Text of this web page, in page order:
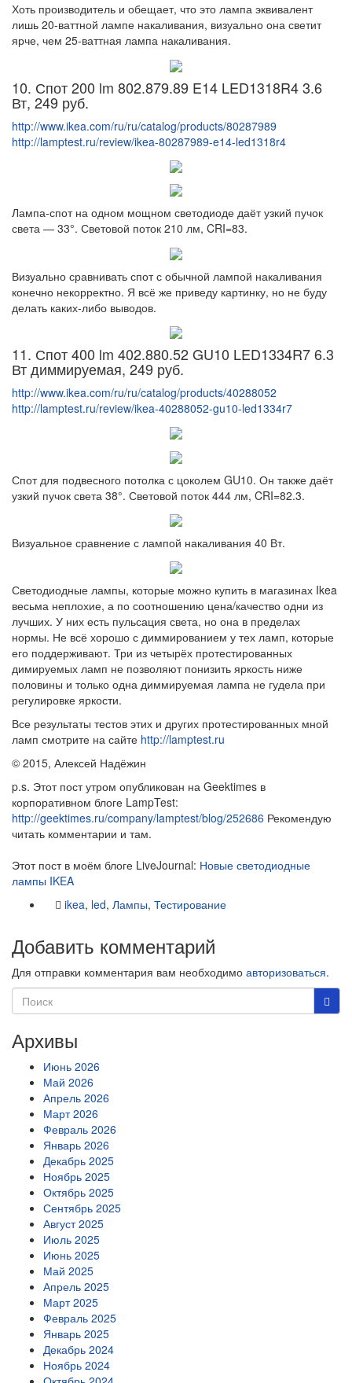
Хоть производитель и обещает, что это лампа эквивалент
лишь 20-ваттной лампе накаливания, визуально она светит
ярче, чем 25-ваттная лампа накаливания.
10. Спот 200 lm 802.879.89 E14 LED1318R4 3.6
Вт, 249 руб.
http://www.ikea.com/ru/ru/catalog/products/80287989
http://lamptest.ru/review/ikea-80287989-e14-led1318r4
Лампа-спот на одном мощном светодиоде даёт узкий пучок
света — 33°. Световой поток 210 лм, CRI=83.
Визуально сравнивать спот с обычной лампой накаливания
конечно некорректно. Я всё же приведу картинку, но не буду
делать каких-либо выводов.
11. Спот 400 lm 402.880.52 GU10 LED1334R7 6.3
Вт диммируемая, 249 руб.
http://www.ikea.com/ru/ru/catalog/products/40288052
http://lamptest.ru/review/ikea-40288052-gu10-led1334r7
Спот для подвесного потолка с цоколем GU10. Он также даёт
узкий пучок света 38°. Световой поток 444 лм, CRI=82.3.
Визуальное сравнение с лампой накаливания 40 Вт.
Светодиодные лампы, которые можно купить в магазинах Ikea
весьма неплохие, а по соотношению цена/качество одни из
лучших. У них есть пульсация света, но она в пределах
нормы. Не всё хорошо с диммированием у тех ламп, которые
его поддерживают. Три из четырёх протестированных
димируемых ламп не позволяют понизить яркость ниже
половины и только одна диммируемая лампа не гудела при
регулировке яркости.
Все результаты тестов этих и других протестированных мной
ламп смотрите на сайте http://lamptest.ru
© 2015, Алексей Надёжин
p.s. Этот пост утром опубликован на Geektimes в
корпоративном блоге LampTest:
http://geektimes.ru/company/lamptest/blog/252686 Рекомендую
читать комментарии и там.
Этот пост в моём блоге LiveJournal: Новые светодиодные
лампы IKEA
ikea, led, Лампы, Тестирование
Добавить комментарий
Для отправки комментария вам необходимо авторизоваться.
Архивы
Июнь 2026
Май 2026
Апрель 2026
Март 2026
Февраль 2026
Январь 2026
Декабрь 2025
Ноябрь 2025
Октябрь 2025
Сентябрь 2025
Август 2025
Июль 2025
Июнь 2025
Май 2025
Апрель 2025
Март 2025
Февраль 2025
Январь 2025
Декабрь 2024
Ноябрь 2024